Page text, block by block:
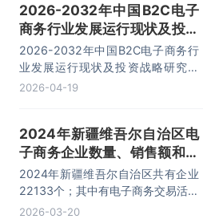
2026-2032年中国B2C电子
商务行业发展运行现状及投资
战略研究报告
2026-2032年中国B2C电子商务行
业发展运行现状及投资战略研究报
告，主要包括市场分析、在不同行业
2026-04-19
2024年新疆维吾尔自治区电
子商务企业数量、销售额和采
购额统计分析
2024年新疆维吾尔自治区共有企业
22133个；其中有电子商务交易活动
的企业有1970个。2024年新疆维吾
2026-03-20